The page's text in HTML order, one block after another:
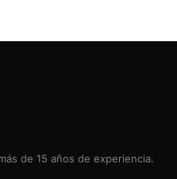
de 15 años de experiencia.